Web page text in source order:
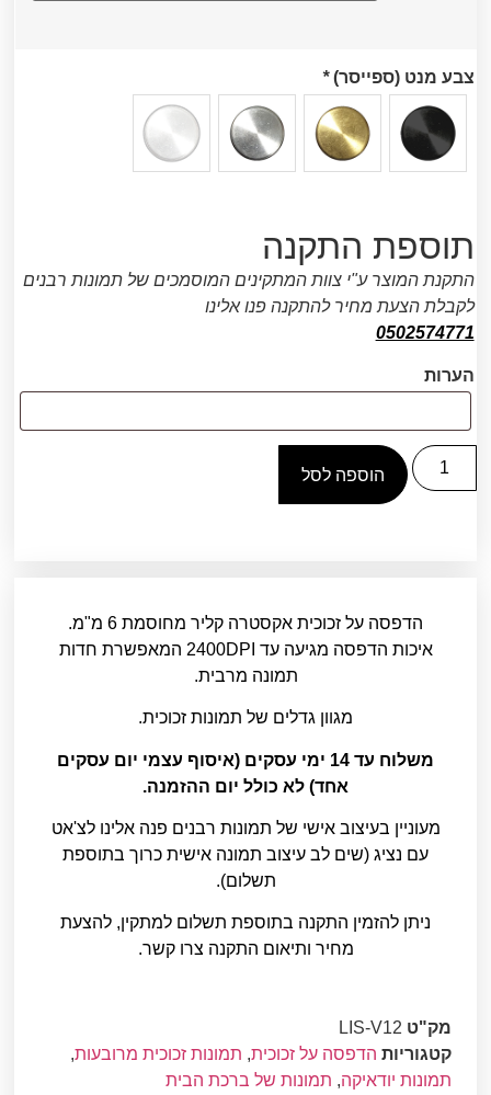
צבע מנט (ספייסר)*
תוספת התקנה
התקנת המוצר ע"י צוות המתקינים המוסמכים של תמונות רבנים
לקבלת הצעת מחיר להתקנה פנו אלינו
0502574771
הערות
הוספה לסל
הדפסה על זכוכית אקסטרה קליר מחוסמת 6 מ"מ.
איכות הדפסה מגיעה עד 2400DPI המאפשרת חדות
תמונה מרבית.
מגוון גדלים של תמונות זכוכית.
משלוח עד 14 ימי עסקים (איסוף עצמי יום עסקים
אחד) לא כולל יום ההזמנה.
מעוניין בעיצוב אישי של תמונות רבנים פנה אלינו לצ'אט
עם נציג (שים לב עיצוב תמונה אישית כרוך בתוספת
תשלום).
ניתן להזמין התקנה בתוספת תשלום למתקין, להצעת
מחיר ותיאום התקנה צרו קשר.
מק"ט LIS-V12
קטגוריות הדפסה על זכוכית, תמונות זכוכית מרובעות,
תמונות יודאיקה, תמונות של ברכת הבית